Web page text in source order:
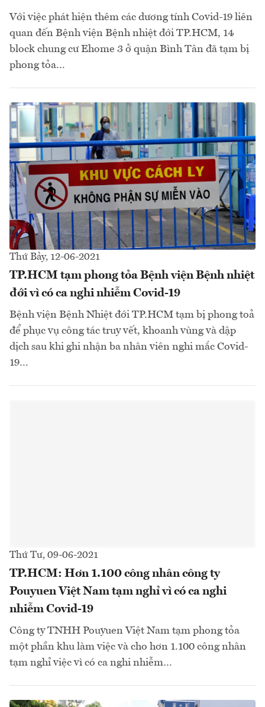
Với việc phát hiện thêm các dương tính Covid-19 liên
quan đến Bệnh viện Bệnh nhiệt đới TP.HCM, 14
block chung cư Ehome 3 ở quận Bình Tân đã tạm bị
phong tỏa…
Thứ Bảy, 12-06-2021
TP.HCM tạm phong tỏa Bệnh viện Bệnh nhiệt
đới vì có ca nghi nhiễm Covid-19
Bệnh viện Bệnh Nhiệt đới TP.HCM tạm bị phong toả
để phục vụ công tác truy vết, khoanh vùng và dập
dịch sau khi ghi nhận ba nhân viên nghi mắc Covid-
19…
Thứ Tư, 09-06-2021
TP.HCM: Hơn 1.100 công nhân công ty
Pouyuen Việt Nam tạm nghỉ vì có ca nghi
nhiễm Covid-19
Công ty TNHH Pouyuen Việt Nam tạm phong tỏa
một phần khu làm việc và cho hơn 1.100 công nhân
tạm nghỉ việc vì có ca nghi nhiễm…